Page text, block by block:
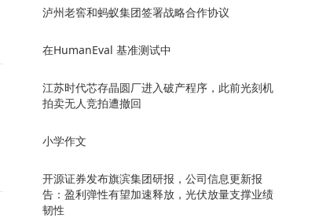
泸州老窖和蚂蚁集团签署战略合作协议
在HumanEval 基准测试中
江苏时代芯存晶圆厂进入破产程序，此前光刻机
拍卖无人竞拍遭撤回
小学作文
开源证券发布旗滨集团研报，公司信息更新报
告：盈利弹性有望加速释放，光伏放量支撑业绩
韧性